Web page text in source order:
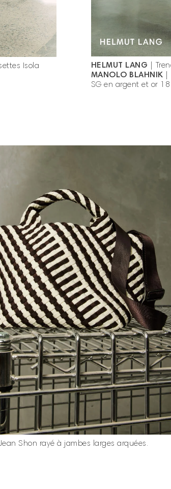
Isola
HELMUT LANG
MANOLO BLAHNIK |
SG en argent et or
Jean Shon rayé à jambes larges arquées.